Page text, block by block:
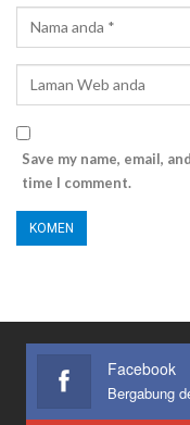
Save my name, email,
time I comment.
Facebook